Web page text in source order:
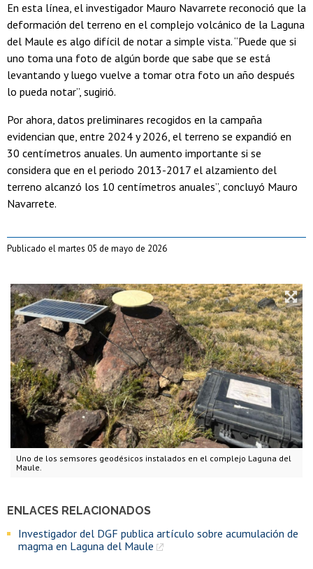
Uno de los semsores geodésicos instalados en el complejo Laguna del
Maule.
ENLACES RELACIONADOS
Investigador del DGF publica artículo sobre acumulación de
magma en Laguna del Maule
En esta línea, el investigador Mauro Navarrete reconoció que la
deformación del terreno en el complejo volcánico de la Laguna
del Maule es algo difícil de notar a simple vista. “Puede que si
uno toma una foto de algún borde que sabe que se está
levantando y luego vuelve a tomar otra foto un año después
lo pueda notar”, sugirió.
Por ahora, datos preliminares recogidos en la campaña
evidencian que, entre 2024 y 2026, el terreno se expandió en
30 centímetros anuales. Un aumento importante si se
considera que en el periodo 2013-2017 el alzamiento del
terreno alcanzó los 10 centímetros anuales”, concluyó Mauro
Navarrete.
Publicado el martes 05 de mayo de 2026